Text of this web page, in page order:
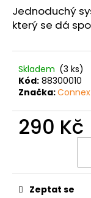
Jednoduchý
který se dá
Skladem (3 ks)
Kód: 88300010
Značka:Connex
290 Kč
Zeptat se
o
p
o
u
u
m
e